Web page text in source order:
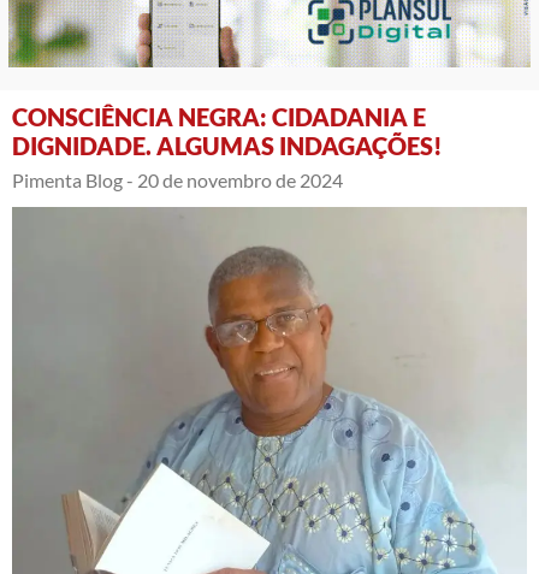
CONSCIÊNCIA NEGRA: CIDADANIA E
DIGNIDADE. ALGUMAS INDAGAÇÕES!
Pimenta Blog - 20 de novembro de 2024